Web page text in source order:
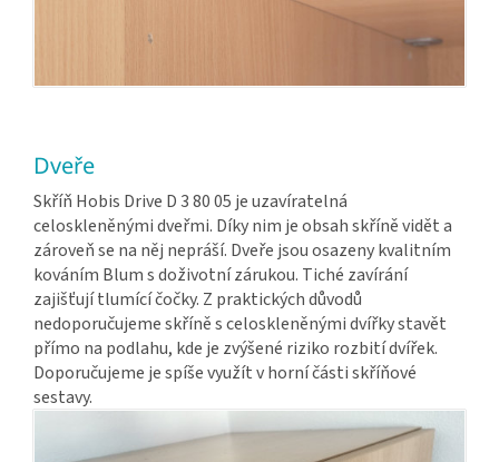
Dveře
Skříň Hobis Drive D 3 80 05 je uzavíratelná
celoskleněnými dveřmi. Díky nim je obsah skříně vidět a
zároveň se na něj nepráší. Dveře jsou osazeny kvalitním
kováním Blum s doživotní zárukou. Tiché zavírání
zajišťují tlumící čočky. Z praktických důvodů
nedoporučujeme skříně s celoskleněnými dvířky stavět
přímo na podlahu, kde je zvýšené riziko rozbití dvířek.
Doporučujeme je spíše využít v horní části skříňové
sestavy.